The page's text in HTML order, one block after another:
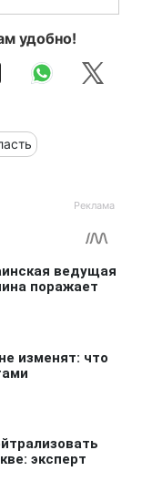
удобно!